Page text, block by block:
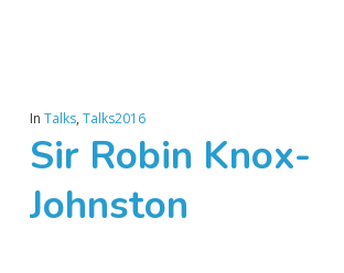
In Talks, Talks2016
Sir Robin Knox-
Johnston